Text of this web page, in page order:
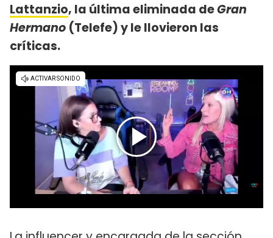
Lattanzio, la última eliminada deGran
Hermano (Telefe) y le llovieron las
críticas.